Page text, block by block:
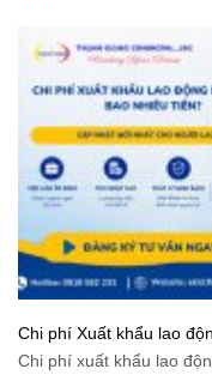
Chi phí Xuất khẩu lao
mới nhất 2026
Chi phí xuất khẩu lao